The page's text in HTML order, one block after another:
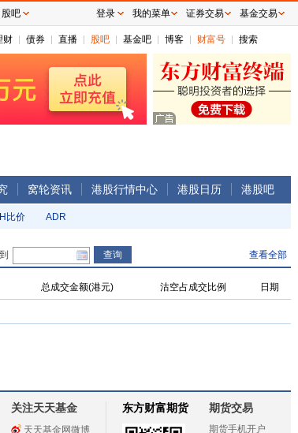
财 债券 直播 股吧 基金吧 博客 财富号 搜索
窝轮资讯 港股行情中心 港股日历 港股吧
比价 ADR
到 查看全部
总成交金额(港元) 沽空占成交比例 日期
关注天天基金
天天基金网微博
东方财富期货 期货交易
期货手机开户
股吧 登录 我的菜单 证券交易 基金交易